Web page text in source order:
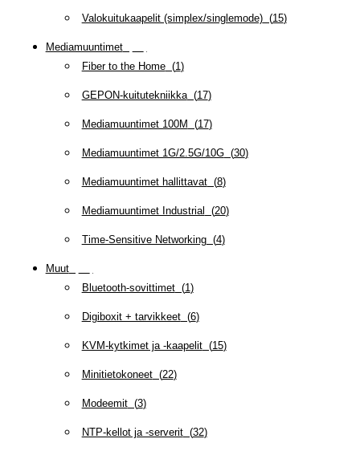
Valokuitukaapelit (simplex/singlemode)(15)
Mediamuuntimet(
Fiber to the Home(1)
GEPON-kuitutekniikka(17)
Mediamuuntimet 100M (17)
Mediamuuntimet 1G/2.5G/10G(30)
Mediamuuntimet hallittavat(8)
Mediamuuntimet Industrial (20)
Time-Sensitive Networking(4)
Muut(
Bluetooth-sovittimet(1)
Digiboxit + tarvikkeet(6)
KVM-kytkimet ja -kaapelit(15)
Minitietokoneet(22)
Modeemit(3)
NTP-kellot ja -serverit(32)